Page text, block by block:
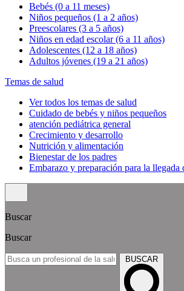
Bebés (0 a 11 meses)
Niños pequeños (1 a 2 años)
Preescolares (3 a 5 años)
Niños en edad escolar (6 a 11 años)
Adolescentes (12 a 18 años)
Adultos jóvenes (19 a 21 años)
Temas de salud
Ver todos los temas de salud
Cuidado de bebés y niños pequeños
atención pediátrica general
Crecimiento y desarrollo
Nutrición y alimentación
Bienestar de los padres
Embarazo y preparación para la llegada
Buscar
Buscar
BUSCAR